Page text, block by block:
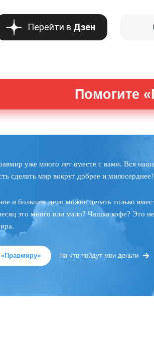
Перейти в Дзен
Помогите
уже много лет вместе с вами. Вся
сделать мир вокруг добрее и милосерднее!
и большое дело можно делать только
это много или мало? Чашка кофе? Это
На что пойдут мои деньги